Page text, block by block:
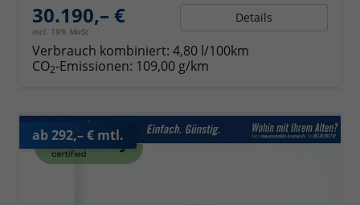
30.190,– €
incl. 19% MwSt.
Details
Verbrauch kombiniert: 4,80 l/100km
CO2-Emissionen: 109,00 g/km
ab 292,– € mtl.